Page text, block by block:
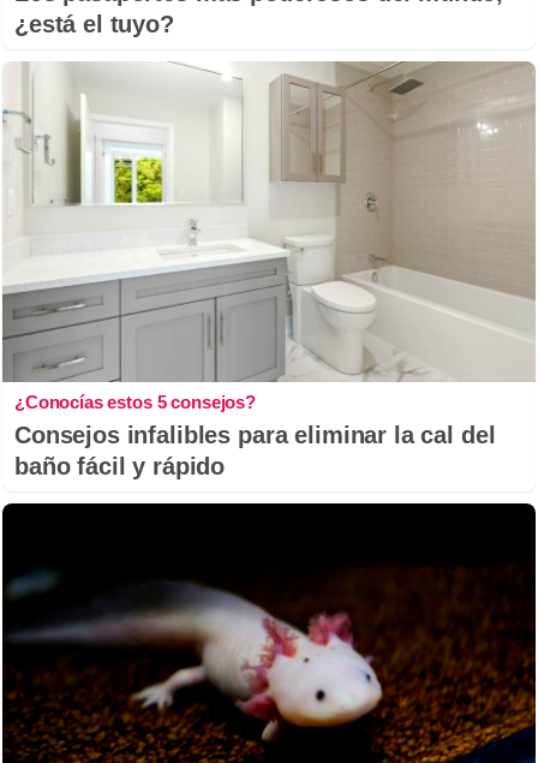
¿está el tuyo?
¿Conocías estos 5 consejos?
Consejos infalibles para eliminar la cal del
baño fácil y rápido